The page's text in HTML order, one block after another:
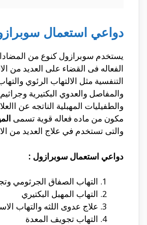
دواعي استعمال
يستخدم سوبرازول كنوع من
الفعاله فى القضاء على العديد من
التنفسية مثل الالتهاب الرئوي
والمفاصل والعدوي البكتيرية
والطفيليات المهبلية الناتجه عن
مكون من ماده فعاله قوية تسمى
والتى تستخدم في علاج العديد من
دواعي استعمال سوبرازول :
التهاب الصفاق الجرثومي
التهاب المهبل البكتيري
علاج عدوى اللثه والتهاب
التهاب تجويف المعدة